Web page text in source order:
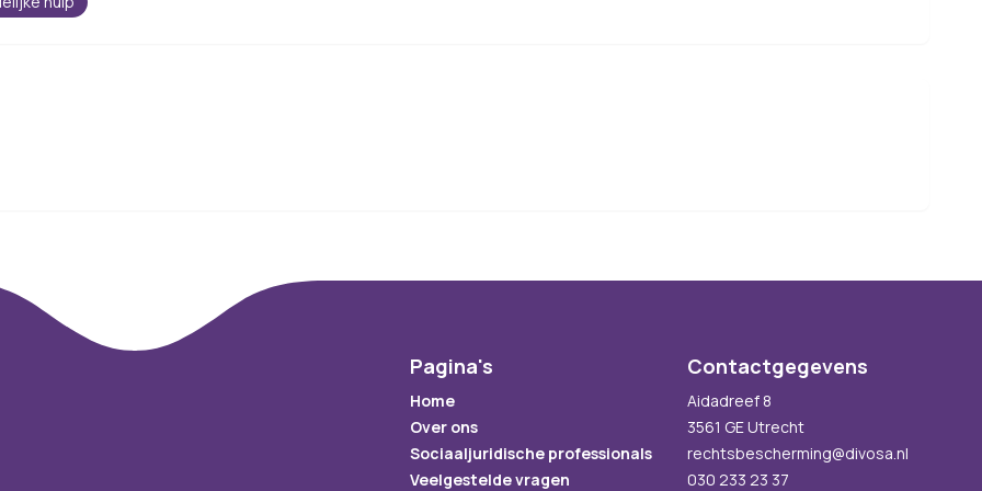
Pagina's
Home
Over ons
Sociaaljuridische professionals
Veelgestelde vragen
Contactgegevens
Aidadreef 8
3561 GE Utrecht
rechtsbescherming@divosa.nl
030 233 23 37